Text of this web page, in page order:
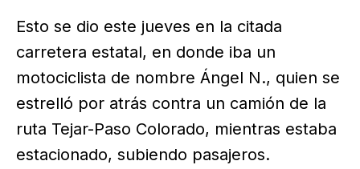
Esto se dio este jueves en la citada
carretera estatal, en donde iba un
motociclista de nombre Ángel N., quien se
estrelló por atrás contra un camión de la
ruta Tejar-Paso Colorado, mientras estaba
estacionado, subiendo pasajeros.